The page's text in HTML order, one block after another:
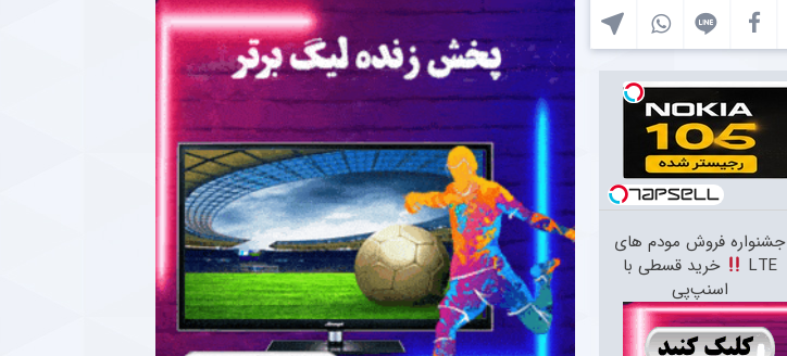
جشنواره فروش مودم های
LTE
خرید قسطی با
اسنپ‌پی